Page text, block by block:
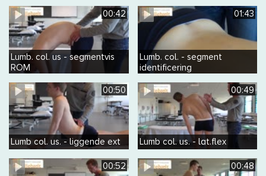
00:42
Lumb. col. us - segmentvis
ROM
01:43
Lumb. col. - segment
identificering
00:50
Lumb col. us. - liggende ext
00:49
Lumb col. us. - lat.flex
00:52 00:48